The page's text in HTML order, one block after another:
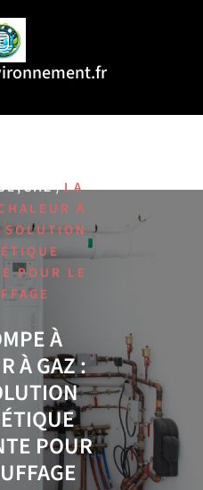
,GAZ/LA
À
POUR LE
À
À GAZ :
POUR